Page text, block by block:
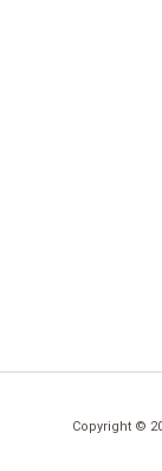
Copyright ©